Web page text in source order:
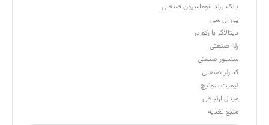
بانک برند اتوماسیون صنعتی
پی ال سی
دیتالاگر یا رکوردر
رله صنعتی
سنسور صنعتی
کنترلر صنعتی
لیمیت سوئیچ
مبدل ارتباطی
منبع تغذیه